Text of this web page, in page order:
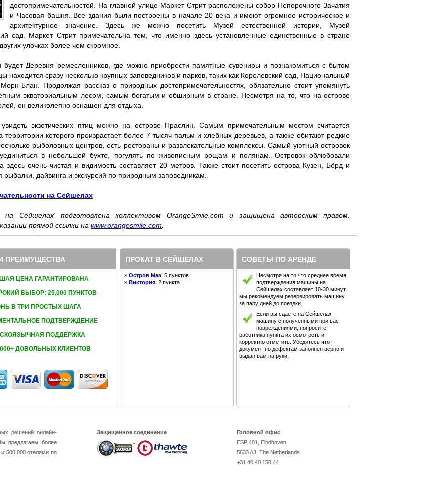
достопримечательностей. На главной улице Маркет Стрит расположены собор Непорочного Зачатия
и Часовая башня. Все здания были построены в начале 20 века и имеют огромное историческое и
архитектурное значение. Здесь же можно посетить Музей естественной истории, Музей
сад. Маркет Стрит примечательна тем, что именно здесь установленные единственные в стране
улочках более чем скромное.
будет Деревня ремесленников, где можно приобрести памятные сувениры и познакомиться с бытом
находится сразу несколько крупных заповедников и парков, таких как Королевский сад, Национальный
Блан. Продолжая рассказ о природных достопримечательностях, обязательно стоит упомянуть
экваториальным лесом, самым богатым и обширным в стране. Несмотря на то, что на острове
он великолепно оснащен для отдыха.
экзотических птиц можно на острове Праслин. Самым примечательным местом считается
которого произрастает более 7 тысяч пальм и хлебных деревьев, а также обитают редкие
рыболовных центров, есть рестораны и развлекательные комплексы. Самый уютный островок
в небольшой бухте, погулять по живописным рощам и полянам. Островок облюбовали
очень чистая и видимость составляет 20 метров. Также стоит посетить острова Кузен, Бёрд и
дайвинга и экскурсий по природным заповедникам.
на Сейшелах
Сейшелах' подготовлена коллективом OrangeSmile.com и защищена авторским правом.
прямой ссылки наwww.orangesmile.com
ПРЕИМУЩЕСТВА
ЦЕНА ГАРАНТИРОВАНА
ВЫБОР: 25.000 ПУНКТОВ
В ТРИ ПРОСТЫХ ШАГА
ПОДТВЕРЖДЕНИЕ
ПОДДЕРЖКА
ДОВОЛЬНЫХ КЛИЕНТОВ
ПРОКАТ В СЕЙШЕЛАХ
» Остров Маэ: 5 пунктов
» Виктория: 2 пункта
СОВЕТЫ ПО АРЕНДЕ
Несмотря на то что среднее время
подтверждения машины на
Сейшелах составляет 10-30 минут,
мы рекомендуем резервировать машину
за пару дней до поездки.
Если вы сдаете на Сейшелах
машину с полученными при вас
повреждениями, попросите
работника пункта их осмотреть и
корректно отметить. Убедитесь что
документ по дефектам заполнен верно и
выдан вам на руки.
решений онлайн-
предлагаем более
500.000 отелями по
Защищенное соединение
Головной офис
ESP 401, Eindhoven
5633 AJ, The Netherlands
+31 40 40 150 44